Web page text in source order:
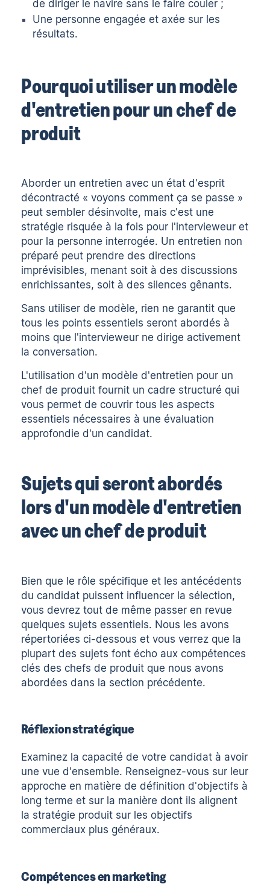
de diriger le navire sans le faire couler ;
Une personne engagée et axée sur les
résultats.
Pourquoi utiliser un modèle
d'entretien pour un chef de
produit
Aborder un entretien avec un état d'esprit
décontracté « voyons comment ça se passe »
peut sembler désinvolte, mais c'est une
stratégie risquée à la fois pour l'intervieweur et
pour la personne interrogée. Un entretien non
préparé peut prendre des directions
imprévisibles, menant soit à des discussions
enrichissantes, soit à des silences gênants.
Sans utiliser de modèle, rien ne garantit que
tous les points essentiels seront abordés à
moins que l'intervieweur ne dirige activement
la conversation.
L'utilisation d'un modèle d'entretien pour un
chef de produit fournit un cadre structuré qui
vous permet de couvrir tous les aspects
essentiels nécessaires à une évaluation
approfondie d'un candidat.
Sujets qui seront abordés
lors d'un modèle d'entretien
avec un chef de produit
Bien que le rôle spécifique et les antécédents
du candidat puissent influencer la sélection,
vous devrez tout de même passer en revue
quelques sujets essentiels. Nous les avons
répertoriées ci-dessous et vous verrez que la
plupart des sujets font écho aux compétences
clés des chefs de produit que nous avons
abordées dans la section précédente.
Réflexion stratégique
Examinez la capacité de votre candidat à avoir
une vue d'ensemble. Renseignez-vous sur leur
approche en matière de définition d'objectifs à
long terme et sur la manière dont ils alignent
la stratégie produit sur les objectifs
commerciaux plus généraux.
Compétences en marketing